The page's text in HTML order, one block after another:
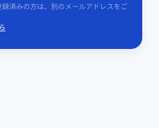
済みの方は、別のメールアドレスをご